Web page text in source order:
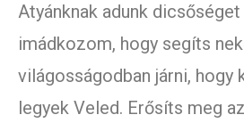
Atyánknak adunk
imádkozom, hogy segíts
világosságodban járni, hogy
legyek Veled. Erősíts meg